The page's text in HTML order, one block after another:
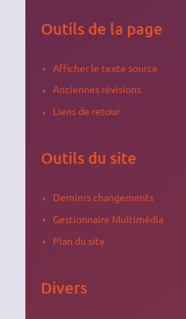
Outils de la page
Afficher le texte source
Anciennes révisions
Liens de retour
Outils du site
Derniers changements
Gestionnaire Multimédia
Plan du site
Divers